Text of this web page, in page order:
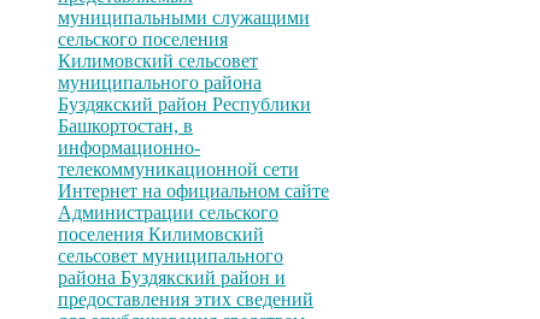
муниципальными служащими
сельского поселения
Килимовский сельсовет
муниципального района
Буздякский район Республики
Башкортостан, в
информационно-
телекоммуникационной сети
Интернет на официальном сайте
Администрации сельского
поселения Килимовский
сельсовет муниципального
района Буздякский район и
предоставления этих сведений